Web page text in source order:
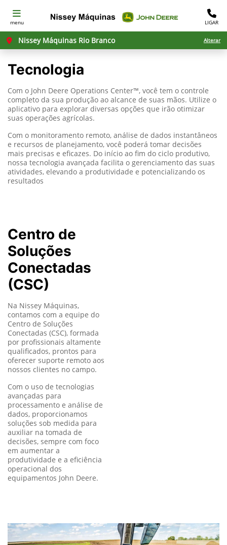
menu LIGAR
Nissey Máquinas Rio Branco Alterar
Tecnologia
Com o John Deere Operations Center™, você tem o controle
completo da sua produção ao alcance de suas mãos. Utilize o
aplicativo para explorar diversas opções que irão otimizar
suas operações agrícolas.
Com o monitoramento remoto, análise de dados instantâneos
e recursos de planejamento, você poderá tomar decisões
mais precisas e eficazes. Do início ao fim do ciclo produtivo,
nossa tecnologia avançada facilita o gerenciamento das suas
atividades, elevando a produtividade e potencializando os
resultados
Centro de
Soluções
Conectadas
(CSC)
Na Nissey Máquinas,
contamos com a equipe do
Centro de Soluções
Conectadas (CSC), formada
por profissionais altamente
qualificados, prontos para
oferecer suporte remoto aos
nossos clientes no campo.
Com o uso de tecnologias
avançadas para
processamento e análise de
dados, proporcionamos
soluções sob medida para
auxiliar na tomada de
decisões, sempre com foco
em aumentar a
produtividade e a eficiência
operacional dos
equipamentos John Deere.